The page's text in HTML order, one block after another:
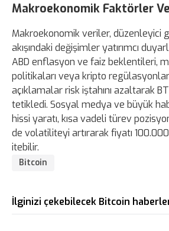
Makroekonomik Faktörler Ve
Makroekonomik veriler, düzenleyici
akışındaki değişimler yatırımcı
ABD enflasyon ve faiz beklentileri,
politikaları veya kripto
açıklamalar risk iştahını azaltarak
tetikledi. Sosyal medya ve büyük
hissi yaratı, kısa vadeli türev
de volatiliteyi artırarak fiyatı 100.000
itebilir.
Bitcoin
İlginizi çekebilecek Bitcoin